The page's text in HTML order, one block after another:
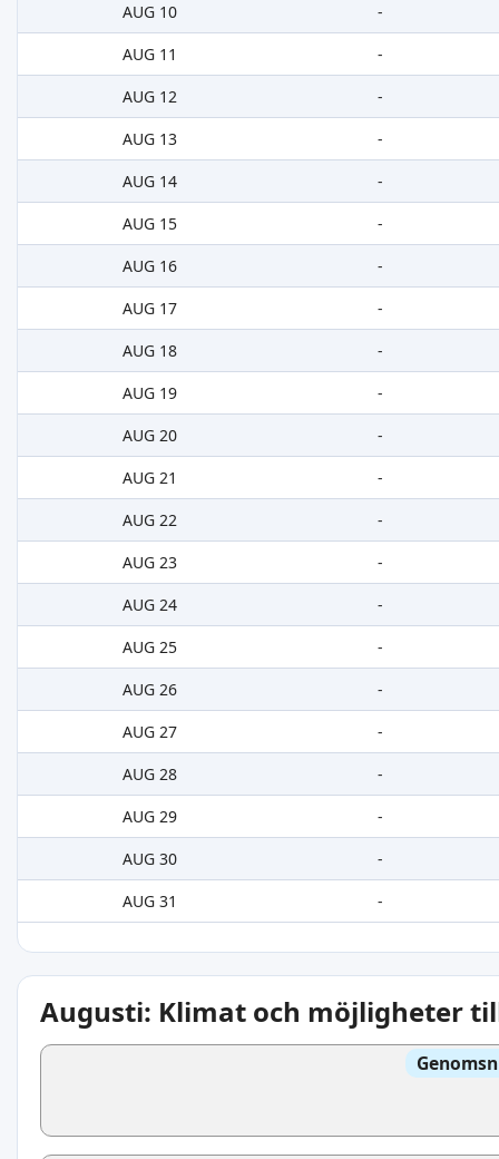
AUG 10
-
AUG 11
-
AUG 12
-
AUG 13
-
AUG 14
-
AUG 15
-
AUG 16
-
AUG 17
-
AUG 18
-
AUG 19
-
AUG 20
-
AUG 21
-
AUG 22
-
AUG 23
-
AUG 24
-
AUG 25
-
AUG 26
-
AUG 27
-
AUG 28
-
AUG 29
-
AUG 30
-
AUG 31
-
Augusti: Klimat och möjligheter